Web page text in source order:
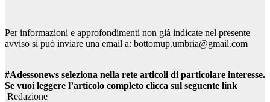
Per informazioni e approfondimenti non già indicate nel presente
avviso si può inviare una email a: bottomup.umbria@gmail.com
#Adessonews seleziona nella rete articoli di particolare interesse.
Se vuoi leggere l’articolo completo clicca sul seguente link
Redazione